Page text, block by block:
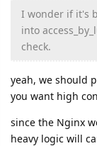
I wonder if it's
into
check.
yeah, we should
you want high
since the Nginx
heavy logic will